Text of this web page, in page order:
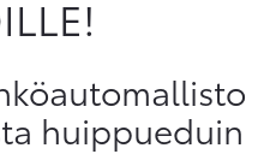
huippueduin